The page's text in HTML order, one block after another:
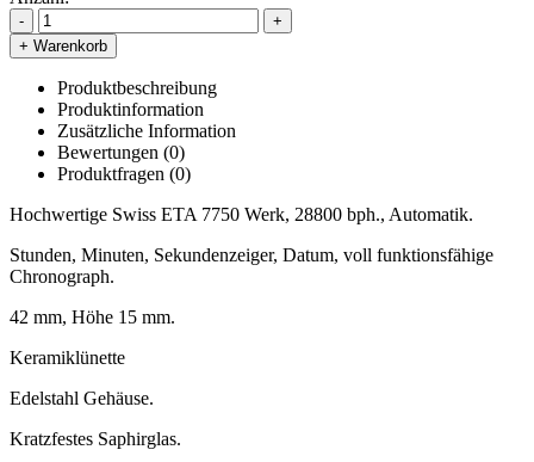
-
+
+ Warenkorb
Produktbeschreibung
Produktinformation
Zusätzliche Information
Bewertungen (0)
Produktfragen (0)
Hochwertige Swiss ETA 7750 Werk, 28800 bph., Automatik.
Stunden, Minuten, Sekundenzeiger, Datum, voll funktionsfähige
Chronograph.
42 mm, Höhe 15 mm.
Keramiklünette
Edelstahl Gehäuse.
Kratzfestes Saphirglas.